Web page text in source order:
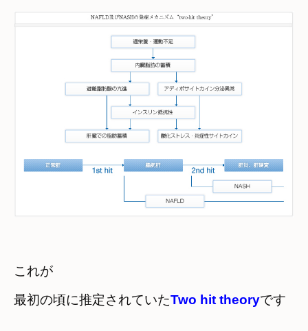
これが
最初の頃に推定されていたTwo hit theoryです